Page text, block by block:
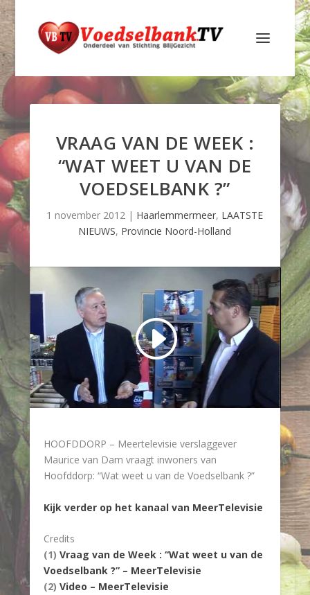
VRAAG VAN DE WEEK :
“WAT WEET U VAN DE
VOEDSELBANK ?”
1 november 2012 | Haarlemmermeer, LAATSTE
NIEUWS, Provincie Noord-Holland
HOOFDDORP – Meertelevisie verslaggever
Maurice van Dam vraagt inwoners van
Hoofddorp: “Wat weet u van de Voedselbank ?”
Kijk verder op het kanaal van MeerTelevisie
Credits
(1) Vraag van de Week : “Wat weet u van de
Voedselbank ?” – MeerTelevisie
(2) Video – MeerTelevisie